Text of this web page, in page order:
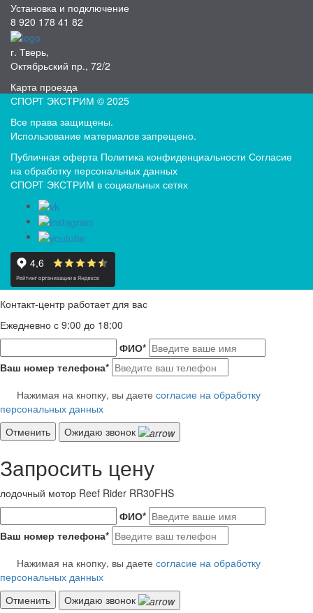
Установка и подключение
8 920 178 41 82
г. Тверь,
Октябрьский пр., 72/2
Карта проезда
СПОРТ ЭКСТРИМ © 2025
Все права защищены.
Использование материалов запрещено.
Публичная оферта Политика конфиденциальности Согласие
на обработку персональных данных
СПОРТ ЭКСТРИМ в социальных сетях
Контакт-центр работает для вас
Ежедневно с 9:00 до 18:00
ФИО*
Ваш номер телефона*
Нажимая на кнопку, вы даете согласие на обработку
персональных данных
Отменить
Ожидаю звонок
Запросить цену
лодочный мотор Reef Rider RR30FHS
ФИО*
Ваш номер телефона*
Нажимая на кнопку, вы даете согласие на обработку
персональных данных
Отменить
Ожидаю звонок